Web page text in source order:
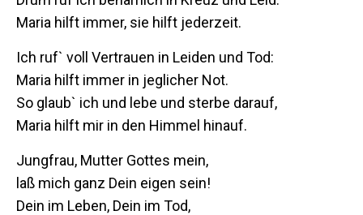
Maria hilft immer, sie hilft jederzeit.
Ich ruf` voll Vertrauen in Leiden und Tod:
Maria hilft immer in jeglicher Not.
So glaub` ich und lebe und sterbe darauf,
Maria hilft mir in den Himmel hinauf.
Jungfrau, Mutter Gottes mein,
laß mich ganz Dein eigen sein!
Dein im Leben, Dein im Tod,